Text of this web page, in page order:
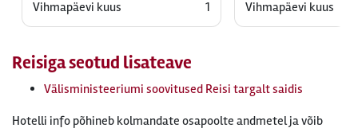
Vihmapäevi kuus
1
Vihmapäevi kuus
Reisiga seotud lisateave
Välisministeeriumi soovitused Reisi targalt saidis
Hotelli info põhineb kolmandate osapoolte andmetel ja võib